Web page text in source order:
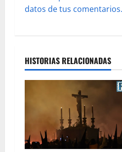
s
datos de tus comentarios.
HISTORIAS RELACIONADAS